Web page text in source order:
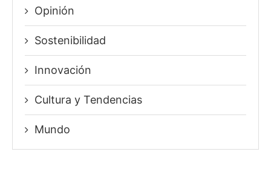
Opinión
Sostenibilidad
Innovación
⁠Cultura y Tendencias
Mundo